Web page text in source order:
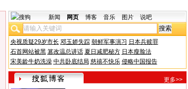
新闻 网页 博客 音乐 图片 说吧
央视质疑29岁市长 邓玉娇失踪 朝鲜军事演习 日本兵赎罪
石首网站被黑 篡改温总讲话 夏日减肥秘方 日本瘦脸法
宋美龄牛奶洗澡 中共卧底结局 慈禧不快乐 侵略中国报告
更多>>